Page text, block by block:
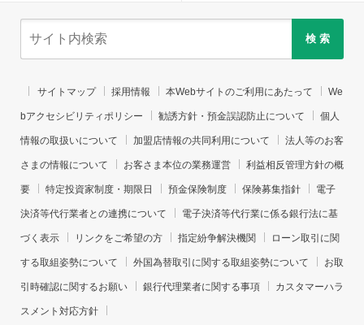
検 索
サイトマップ 採用情報 本Webサイトのご利用にあたって We
bアクセシビリティポリシー 勧誘方針・預金誤認防止について 個人
情報の取扱いについて 加盟店情報の共同利用について 法人等のお客
さまの情報について お客さま本位の業務運営 利益相反管理方針の概
要 特定投資家制度・期限日 預金保険制度 保険募集指針 電子
決済等代行業者との連携について 電子決済等代行業に係る銀行法に基
づく表示 リンクをご希望の方 指定紛争解決機関 ローン取引に関
する取組姿勢について 外国為替取引に関する取組姿勢について お取
引時確認に関するお願い 銀行代理業者に関する事項 カスタマーハラ
スメント対応方針